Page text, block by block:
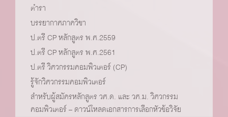
ตำรา
บรรยากาศภาควิชา
ป.ตรี CP หลักสูตร พ.ศ.2559
ป.ตรี CP หลักสูตร พ.ศ.2561
ป.ตรี วิศวกรรมคอมพิวเตอร์ (CP)
รู้จักวิศวกรรมคอมพิวเตอร์
สำหรับผู้สมัครหลักสูตร วศ.ด. และ วศ.ม. วิศวกรรม
คอมพิวเตอร์ – ดาวน์โหลดเอกสารการเลือกหัวข้อวิจัย